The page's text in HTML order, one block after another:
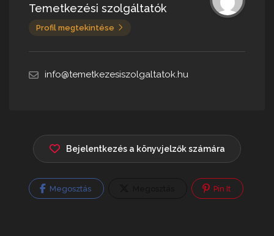
Temetkezési szolgáltatók
Profil megtekintése
info@temetkezesiszolgaltatok.hu
Bejelentkezés a könyvjelzők számára
Megosztás Pin It